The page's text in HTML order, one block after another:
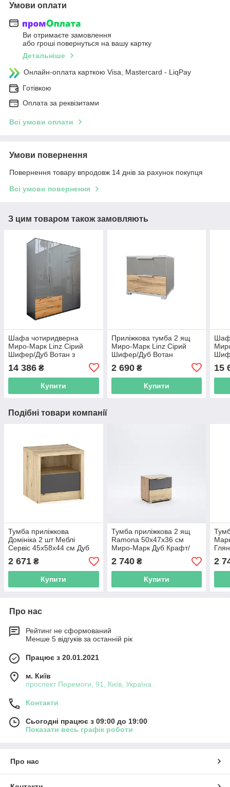
Умови оплати
Ви отримаєте замовлення
або гроші повернуться на вашу картку
Детальніше
Онлайн-оплата карткою Visa, Mastercard - LiqPay
Готівкою
Оплата за реквізитами
Всі умови оплати
Умови повернення
Повернення товару впродовж 14 днів за рахунок покупця
Всі умови повернення
З цим товаром також замовляють
Шафа чотиридверна
Миро-Марк Linz Сірий
Шифер/Дуб Вотан з
14 386 ₴
Купити
Приліжкова тумба 2 ящ
Миро-Марк Linz Сірий
Шифер/Дуб Вотан
2 690₴
Купити
15
Подібні товари компанії
Тумба приліжкова
Домініка 2 шт Меблі
Сервіс 45х58х44 см Дуб
Артизан/Сірий
2 671 ₴
Купити
Тумба приліжкова 2 ящ
Ramona 50х47х36 см
Миро-Марк Дуб Крафт/
Мат Лава
2 740₴
Купити
2
Про нас
Рейтинг не сформований
Менше 5 відгуків за останній рік
Працює з 20.01.2021
м. Київ
проспект Перемоги, 91, Київ, Україна
Контакти
Сьогодні працює з 09:00 до 19:00
Показати весь графік роботи
Про нас